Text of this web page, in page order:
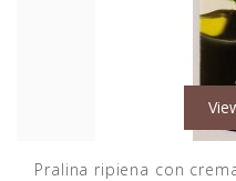
Pralina ripiena con